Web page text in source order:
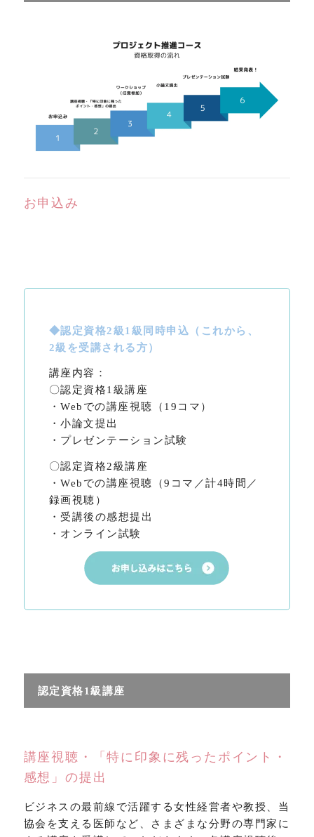
お申込み
◆認定資格2級1級同時申込（これから、
2級を受講される方）
講座内容：
〇認定資格1級講座
・Webでの講座視聴（19コマ）
・小論文提出
・プレゼンテーション試験
〇認定資格2級講座
・Webでの講座視聴（9コマ／計4時間／
録画視聴）
・受講後の感想提出
・オンライン試験
認定資格1級講座
講座視聴・「特に印象に残ったポイント・
感想」の提出
ビジネスの最前線で活躍する女性経営者や教授、当
協会を支える医師など、さまざまな分野の専門家に